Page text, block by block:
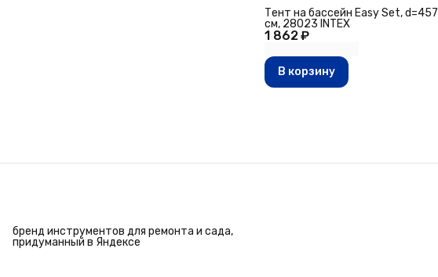
1 862 ₽
Тент на бассейн Easy Set, d=457
см, 28023 INTEX
В корзину
бренд инструментов для ремонта и сада,
придуманный в Яндексе